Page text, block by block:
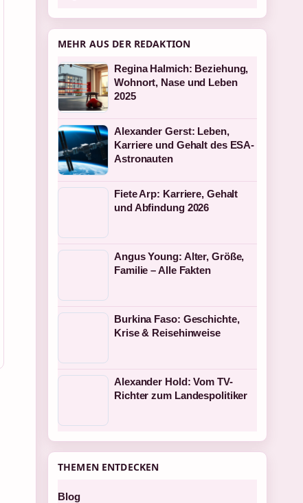
MEHR AUS DER REDAKTION
Regina Halmich: Beziehung,
Wohnort, Nase und Leben
2025
Alexander Gerst: Leben,
Karriere und Gehalt des ESA-
Astronauten
Fiete Arp: Karriere, Gehalt
und Abfindung 2026
Angus Young: Alter, Größe,
Familie – Alle Fakten
Burkina Faso: Geschichte,
Krise & Reisehinweise
Alexander Hold: Vom TV-
Richter zum Landespolitiker
THEMEN ENTDECKEN
Blog